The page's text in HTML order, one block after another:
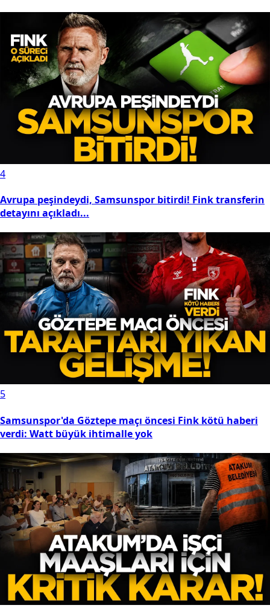
4
Avrupa peşindeydi, Samsunspor bitirdi! Fink transferin
detayını açıkladı...
5
Samsunspor'da Göztepe maçı öncesi Fink kötü haberi
verdi: Watt büyük ihtimalle yok